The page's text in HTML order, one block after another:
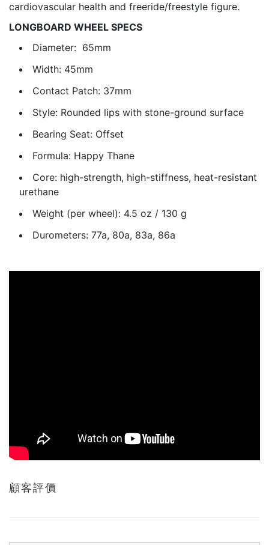
cardiovascular health and freeride/freestyle figure.
LONGBOARD WHEEL SPECS
Diameter: 65mm
Width: 45mm
Contact Patch: 37mm
Style: Rounded lips with stone-ground surface
Bearing Seat: Offset
Formula: Happy Thane
Core: high-strength, high-stiffness, heat-resistant
urethane
Weight (per wheel): 4.5 oz / 130 g
Durometers: 77a, 80a, 83a, 86a
顧客評價